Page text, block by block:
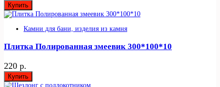
Купить
Камни для бани, изделия из камня
Плитка Полированная змеевик 300*100*10
220 р.
Купить